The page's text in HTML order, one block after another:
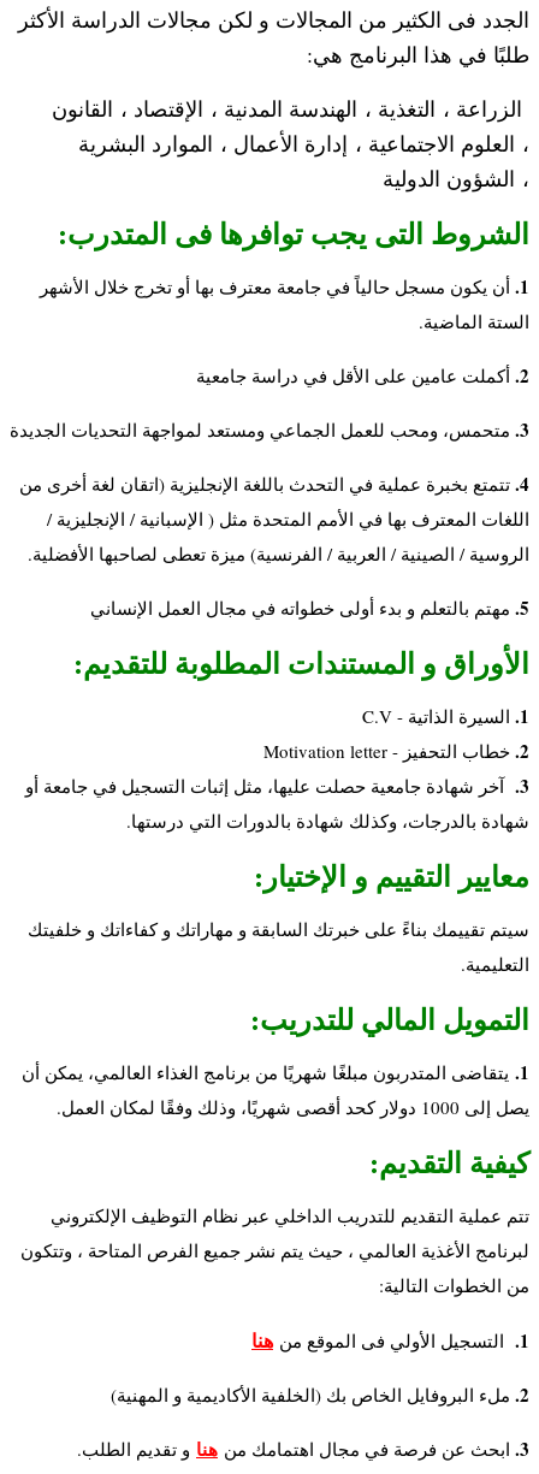
الجدد فى الكثير من المجالات و لكن مجالات الدراسة الأكثر
طلبًا في هذا البرنامج هي:
الزراعة ، التغذية ، الهندسة المدنية ، الإقتصاد ، القانون
، العلوم الاجتماعية ، إدارة الأعمال ، الموارد البشرية
، الشؤون الدولية
الشروط التى يجب توافرها فى المتدرب:
1. أن يكون مسجل حالياً في جامعة معترف بها أو تخرج خلال الأشهر
الستة الماضية.
2. أكملت عامين على الأقل في دراسة جامعية
3. متحمس، ومحب للعمل الجماعي ومستعد لمواجهة التحديات الجديدة
4. تتمتع بخبرة عملية في التحدث باللغة الإنجليزية (اتقان لغة أخرى من
اللغات المعترف بها في الأمم المتحدة مثل ( الإسبانية / الإنجليزية /
الروسية / الصينية / العربية / الفرنسية) ميزة تعطى لصاحبها الأفضلية.
5. مهتم بالتعلم و بدء أولى خطواته في مجال العمل الإنساني
الأوراق و المستندات المطلوبة للتقديم:
1. السيرة الذاتية - C.V
2. خطاب التحفيز - Motivation letter
3. آخر شهادة جامعية حصلت عليها، مثل إثبات التسجيل في جامعة أو
شهادة بالدرجات، وكذلك شهادة بالدورات التي درستها.
معايير التقييم و الإختيار:
سيتم تقييمك بناءً على خبرتك السابقة و مهاراتك و كفاءاتك و خلفيتك
التعليمية.
التمويل المالي للتدريب:
1. يتقاضى المتدربون مبلغًا شهريًا من برنامج الغذاء العالمي، يمكن أن
يصل إلى 1000 دولار كحد أقصى شهريًا، وذلك وفقًا لمكان العمل.
كيفية التقديم:
تتم عملية التقديم للتدريب الداخلي عبر نظام التوظيف الإلكتروني
لبرنامج الأغذية العالمي ، حيث يتم نشر جميع الفرص المتاحة ، وتتكون
من الخطوات التالية:
1. التسجيل الأولي فى الموقع من هنا
2. ملء البروفايل الخاص بك (الخلفية الأكاديمية و المهنية)
3. ابحث عن فرصة في مجال اهتمامك من هنا و تقديم الطلب.